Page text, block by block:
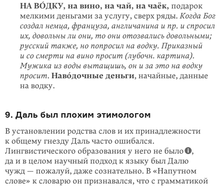
НА ВÓДКУ, на вино, на чай, на чаёк, подарок
мелкими деньгами за услугу, сверх ряды. Когда Бог
создал немца, француза, англичанина и пр. и спросил
их, довольны ли они, то они отозвались довольными;
русский также, но попросил на водку. Приказный
и со смерти на вино просит (лубочн. картина).
Мужика из воды вытащишь, он и за это на водку
просит. Навóдочные деньги, начайные, данные
на водку.
9. Даль был плохим этимологом
В установлении родства слов и их принадлежности
к общему гнезду Даль часто ошибался.
Лингвистического образования у него не было
,
да и в целом науч­ный подход к языку был Далю
чужд — пожалуй, даже сознательно. В «Напут­ном
слове» к словарю он признавался, что с грамматикой